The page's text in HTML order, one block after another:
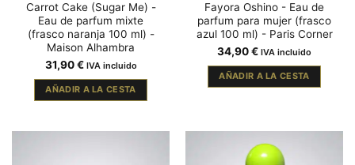
Carrot Cake (Sugar Me) -
Eau de parfum mixte
(frasco naranja 100 ml) -
Maison Alhambra
31,90€ IVA incluido
AÑADIR A LA CESTA
Fayora Oshino - Eau de
parfum para mujer (frasco
azul 100 ml) - Paris Corner
34,90€ IVA incluido
AÑADIR A LA CESTA